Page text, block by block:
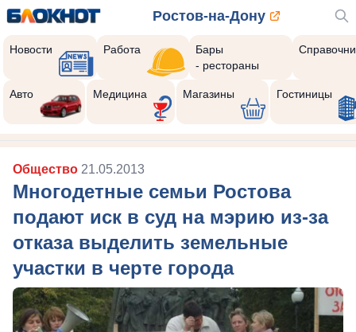
Ростов-на-Дону
Новости Работа
Бары
- рестораны
Авто Медицина Магазины Гостиницы
Общество 21.05.2013
Многодетные семьи Ростова
подают иск в суд на мэрию из-за
отказа выделить земельные
участки в черте города